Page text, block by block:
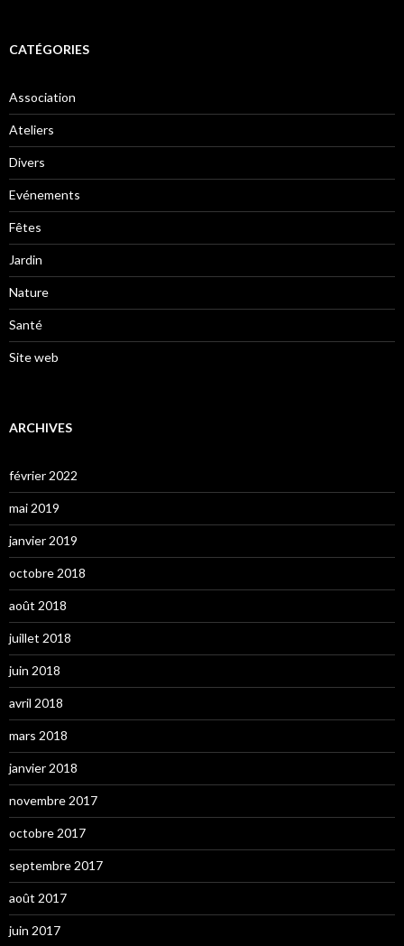
CATÉGORIES
Association
Ateliers
Divers
Evénements
Fêtes
Jardin
Nature
Santé
Site web
ARCHIVES
février 2022
mai 2019
janvier 2019
octobre 2018
août 2018
juillet 2018
juin 2018
avril 2018
mars 2018
janvier 2018
novembre 2017
octobre 2017
septembre 2017
août 2017
juin 2017